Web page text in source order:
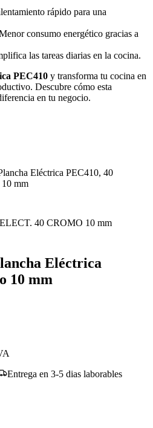
rápido para una
consumo energético gracias a
las tareas diarias en la cocina.
PEC410 y transforma tu cocina en
Descubre cómo esta
en tu negocio.
Eléctrica PEC410, 40
mm
40 CROMO 10 mm
Eléctrica
10 mm
Entrega en 3-5 dias laborables